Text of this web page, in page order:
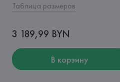
Таблица размеров
3 189,99 BYN
В корзину